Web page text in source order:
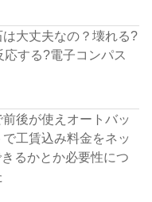
大丈夫なの？壊れる?
する?電子コンパス
後が使えオートバッ
工賃込み料金をネッ
るかとか必要性につ